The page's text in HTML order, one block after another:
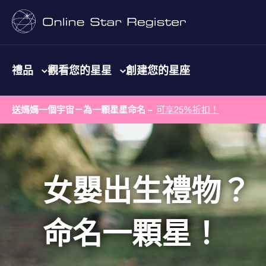
禮品 觀看您的星星 創建您的星座
送媽媽一個宇宙－為一顆星星命名 – 可享25%折扣！
女嬰出生禮物？
命名一顆星！